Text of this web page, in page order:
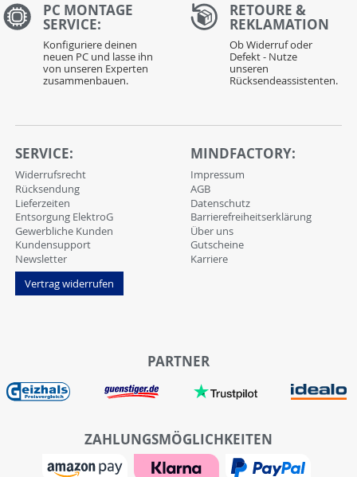
PC MONTAGE
SERVICE:
Konfiguriere deinen
neuen PC und lasse ihn
von unseren Experten
zusammenbauen.
RETOURE &
REKLAMATION
Ob Widerruf oder
Defekt - Nutze
unseren
Rücksendeassistenten.
SERVICE:
Widerrufsrecht
Rücksendung
Lieferzeiten
Entsorgung ElektroG
Gewerbliche Kunden
Kundensupport
Newsletter
Vertrag widerrufen
MINDFACTORY:
Impressum
AGB
Datenschutz
Barrierefreiheitserklärung
Über uns
Gutscheine
Karriere
PARTNER
ZAHLUNGSMÖGLICHKEITEN